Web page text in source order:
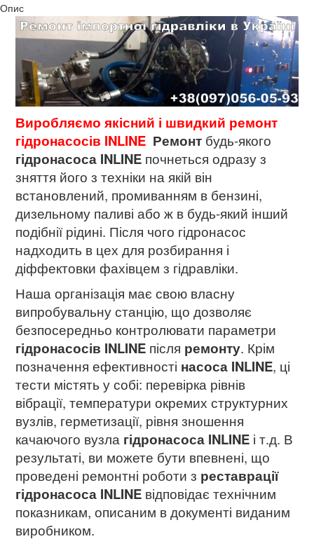
Опис
Виробляємо якісний і швидкий ремонт
гідронасосів INLINE Ремонт будь-якого
гідронасоса INLINE почнеться одразу з
зняття його з техніки на якій він
встановлений, промиванням в бензині,
дизельному паливі або ж в будь-який інший
подібнії рідині. Після чого гідронасос
надходить в цех для розбирання і
діффектовки фахівцем з гідравліки.
Наша організація має свою власну
випробувальну станцію, що дозволяє
безпосередньо контролювати параметри
гідронасосів INLINE після ремонту. Крім
позначення ефективності насоса INLINE, ці
тести містять у собі: перевірка рівнів
вібрації, температури окремих структурних
вузлів, герметизації, рівня зношення
качаючого вузла гідронасоса INLINE і т.д. В
результаті, ви можете бути впевнені, що
проведені ремонтні роботи з реставрації
гідронасоса INLINE відповідає технічним
показникам, описаним в документі виданим
виробником.